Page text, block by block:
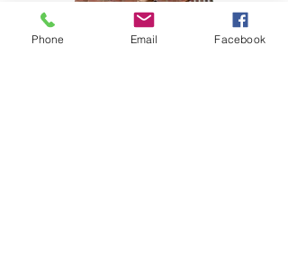
Phone Email Facebook